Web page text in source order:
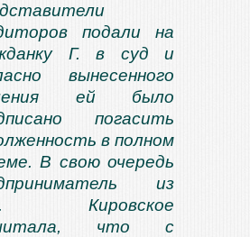
подали на
Г. в суд и
вынесенного
ей было
погасить
в полном
В свою очередь
из
Кировское
что с